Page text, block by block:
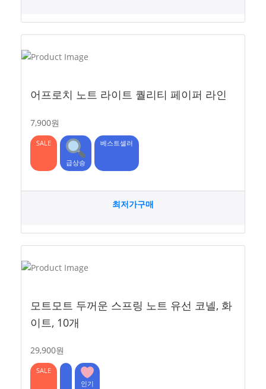
어프로치 노트 라이트 퀄리티 페이퍼 라인
7,900원
SALE
급상승
베스트셀러
최저가구매
모트모트 두꺼운 스프링 노트 유선 코넬, 화
이트, 10개
29,900원
SALE
인기